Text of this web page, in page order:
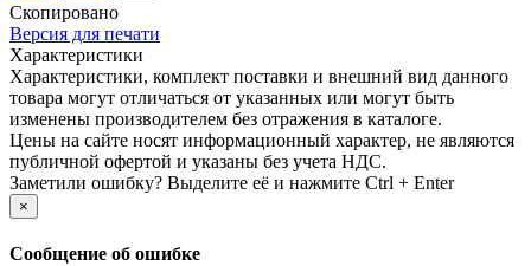
Скопировано
Версия для печати
Характеристики
Xарактеристики, комплект поставки и внешний вид данного
товара могут отличаться от указанных или могут быть
изменены производителем без отражения в каталоге.
Цены на сайте носят информационный характер, не являются
публичной офертой и указаны без учета НДС.
Заметили ошибку? Выделите её и нажмите Ctrl + Enter
×
Сообщение об ошибке